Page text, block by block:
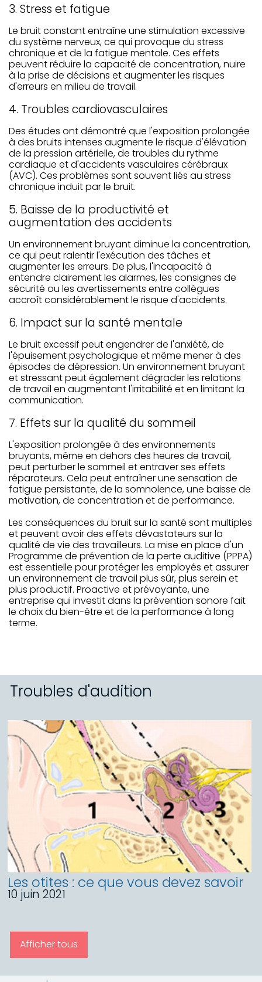
3. Stress et fatigue
Le bruit constant entraîne une stimulation excessive
du système nerveux, ce qui provoque du stress
chronique et de la fatigue mentale. Ces effets
peuvent réduire la capacité de concentration, nuire
à la prise de décisions et augmenter les risques
d'erreurs en milieu de travail.
4. Troubles cardiovasculaires
Des études ont démontré que l'exposition prolongée
à des bruits intenses augmente le risque d'élévation
de la pression artérielle, de troubles du rythme
cardiaque et d'accidents vasculaires cérébraux
(AVC). Ces problèmes sont souvent liés au stress
chronique induit par le bruit.
5. Baisse de la productivité et
augmentation des accidents
Un environnement bruyant diminue la concentration,
ce qui peut ralentir l'exécution des tâches et
augmenter les erreurs. De plus, l'incapacité à
entendre clairement les alarmes, les consignes de
sécurité ou les avertissements entre collègues
accroît considérablement le risque d'accidents.
6. Impact sur la santé mentale
Le bruit excessif peut engendrer de l'anxiété, de
l'épuisement psychologique et même mener à des
épisodes de dépression. Un environnement bruyant
et stressant peut également dégrader les relations
de travail en augmentant l'irritabilité et en limitant la
communication.
7. Effets sur la qualité du sommeil
L'exposition prolongée à des environnements
bruyants, même en dehors des heures de travail,
peut perturber le sommeil et entraver ses effets
réparateurs. Cela peut entraîner une sensation de
fatigue persistante, de la somnolence, une baisse de
motivation, de concentration et de performance.
Les conséquences du bruit sur la santé sont multiples
et peuvent avoir des effets dévastateurs sur la
qualité de vie des travailleurs. La mise en place d'un
Programme de prévention de la perte auditive (PPPA)
est essentielle pour protéger les employés et assurer
un environnement de travail plus sûr, plus serein et
plus productif. Proactive et prévoyante, une
entreprise qui investit dans la prévention sonore fait
le choix du bien-être et de la performance à long
terme.
Troubles d'audition
Les otites : ce que vous devez savoir
10 juin 2021
Afficher tous